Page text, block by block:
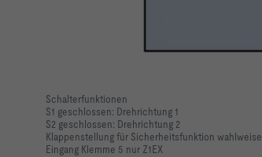
Schalterfunktionen
S1 geschlossen: Drehrichtung 1
S2 geschlossen: Drehrichtung 2
Klappenstellung für Sicherheitsfunktion wahlweise
Eingang Klemme 5 nur Z1EX